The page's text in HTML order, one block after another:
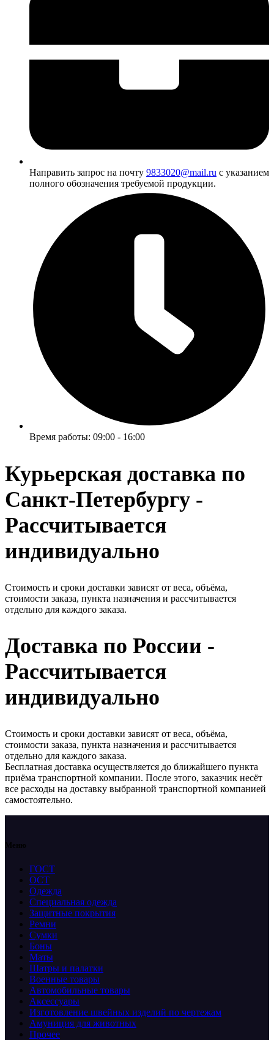
Направить запрос на почту 9833020@mail.ru с указанием
полного обозначения требуемой продукции.
Время работы: 09:00 - 16:00
Курьерская доставка по
Санкт-Петербургу -
Рассчитывается
индивидуально
Стоимость и сроки доставки зависят от веса, объёма,
стоимости заказа, пункта назначения и рассчитывается
отдельно для каждого заказа.
Доставка по России -
Рассчитывается
индивидуально
Стоимость и сроки доставки зависят от веса, объёма,
стоимости заказа, пункта назначения и рассчитывается
отдельно для каждого заказа.
Бесплатная доставка осуществляется до ближайшего пункта
приёма транспортной компании. После этого, заказчик несёт
все расходы на доставку выбранной транспортной компанией
самостоятельно.
Меню
ГОСТ
ОСТ
Одежда
Специальная одежда
Защитные покрытия
Ремни
Сумки
Боны
Маты
Шатры и палатки
Военные товары
Автомобильные товары
Аксессуары
Изготовление швейных изделий по чертежам
Амуниция для животных
Прочее